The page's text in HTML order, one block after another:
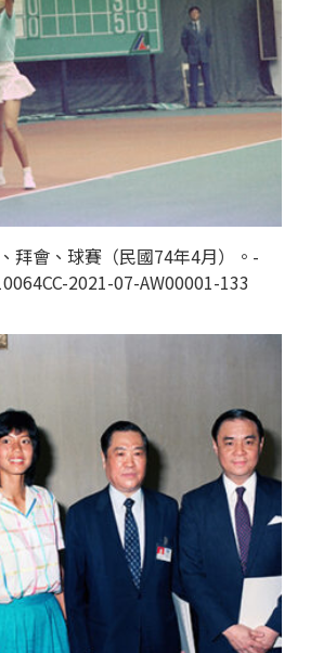
拜會、球賽（民國74年4月）。-
2021-07-AW00001-133